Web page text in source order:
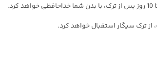
ترک سیگار استقبال خواهد کرد.